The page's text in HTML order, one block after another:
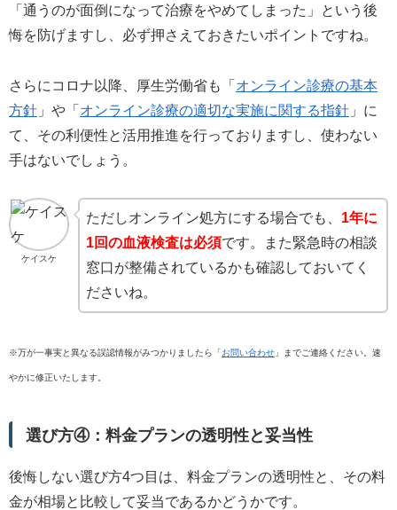
「通うのが面倒になって治療をやめてしまった」という後
悔を防げますし、必ず押さえておきたいポイントですね。
さらにコロナ以降、厚生労働省も「 オンライン診療の基本
方針 」や「 オンライン診療の適切な実施に関する指針 」に
て、その利便性と活用推進を行っておりますし、使わない
手はないでしょう。
ケイスケ
ただしオンライン処方にする場合でも、 1年に
1回の血液検査は必須です。また緊急時の相談
窓口が整備されているかも確認しておいてく
ださいね。
※万が一事実と異なる誤認情報がみつかりましたら「お問い合わせ 」までご連絡ください。速
やかに修正いたします。
選び方④：料金プランの透明性と妥当性
後悔しない選び方4つ目は、料金プランの透明性と、その料
金が相場と比較して妥当であるかどうかです。